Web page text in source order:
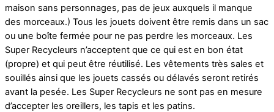
maison sans personnages, pas de jeux auxquels il manque
des morceaux.) Tous les jouets doivent être remis dans un sac
ou une boîte fermée pour ne pas perdre les morceaux. Les
Super Recycleurs n’acceptent que ce qui est en bon état
(propre) et qui peut être réutilisé. Les vêtements très sales et
souillés ainsi que les jouets cassés ou délavés seront retirés
avant la pesée. Les Super Recycleurs ne sont pas en mesure
d’accepter les oreillers, les tapis et les patins.